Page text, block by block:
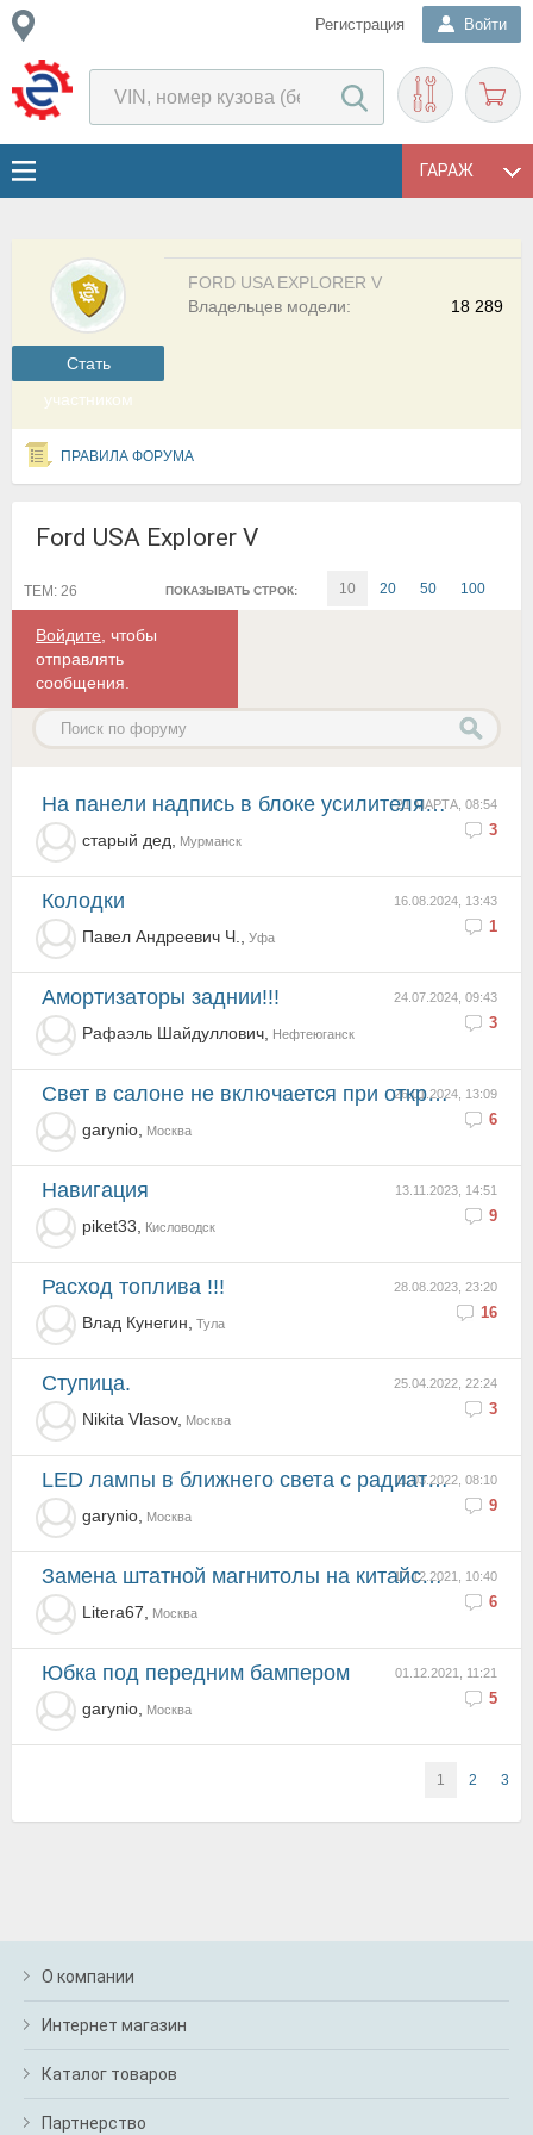
Регистрация Войти
ГАРАЖ
Cтать
участником
FORD USA EXPLORER V
18 289
Владельцев модели:
ПРАВИЛА ФОРУМА
Ford USA Explorer V
ПОКАЗЫВАТЬ СТРОК: 10 20 50 100
ТЕМ: 26
Войдите , чтобы
отправлять
сообщения.
21 МАРТА, 08:54
3
на панели надпись в блоке усилителя рулевого управления сбой
старый дед, Мурманск
16.08.2024, 13:43
1
колодки
Павел Андреевич Ч., Уфа
24.07.2024, 09:43
3
Амортизаторы заднии!!!
Рафаэль Шайдуллович, Нефтеюганск
26.01.2024, 13:09
6
Свет в салоне не включается при открытии дверей
garynio, Москва
13.11.2023, 14:51
9
Навигация
piket33, Кисловодск
28.08.2023, 23:20
16
расход топлива !!!
Влад Кунегин, Тула
25.04.2022, 22:24
3
Ступица.
Nikita Vlasov, Москва
11.03.2022, 08:10
9
LED лампы в ближнего света с радиаторами
garynio, Москва
17.12.2021, 10:40
6
Замена штатной магнитолы на китайскую Андроид 10
Litera67, Москва
01.12.2021, 11:21
5
Юбка под передним бампером
garynio, Москва
1 2 3
О компании
Интернет магазин
Каталог товаров
Партнерство